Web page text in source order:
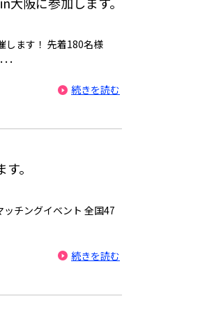
します！ 先着180名様
･
続きを読む
。
チングイベント 全国47
続きを読む